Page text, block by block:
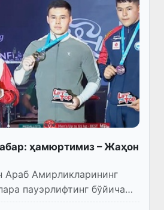
ҳамюртимиз – Жаҳон
Араб Амирликларининг
пауэрлифтинг бўйича
бошланди.